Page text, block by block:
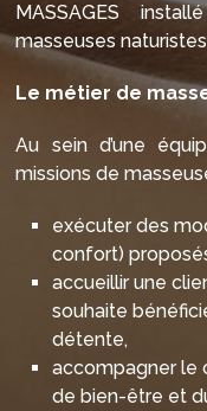
MASSAGES
masseuses naturistes
Le métier de
Au sein d’une
missions de
exécuter des
confort)
accueillir une
souhaite
détente,
accompagner le
de bien-être et